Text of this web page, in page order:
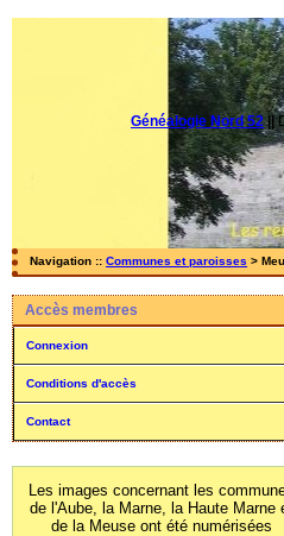
Généalogie Nord 52||
Navigation :: Communes et paroisses >
Accès membres
Connexion
Conditions d'accès
Contact
Les images concernant les
de l'Aube, la Marne, la Haute Marne
de la Meuse ont été numérisées